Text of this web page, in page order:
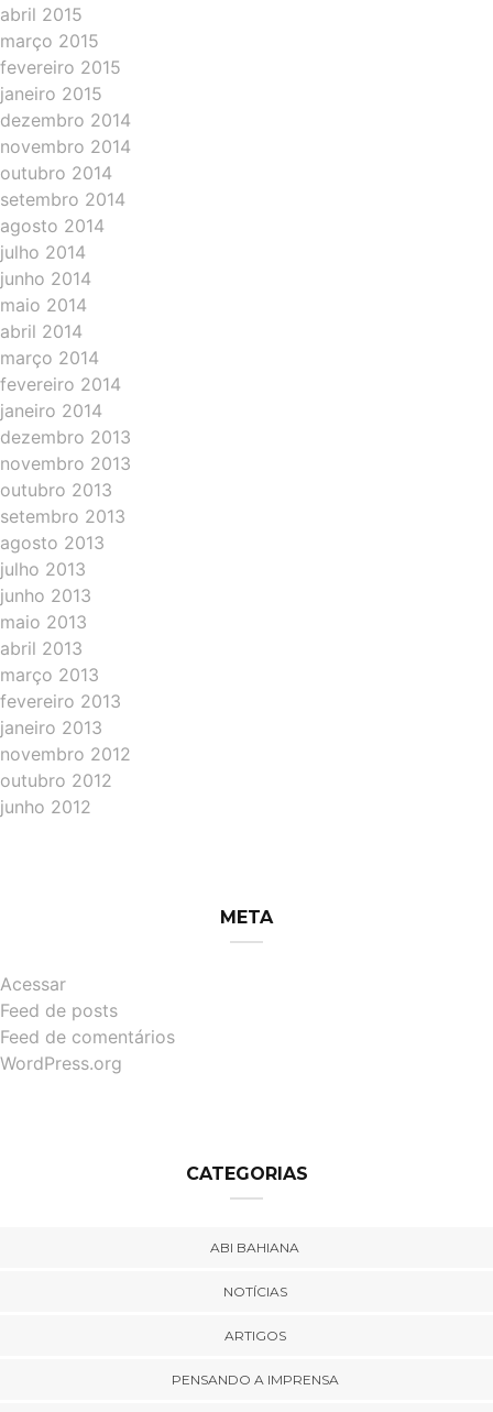
abril 2015
março 2015
fevereiro 2015
janeiro 2015
dezembro 2014
novembro 2014
outubro 2014
setembro 2014
agosto 2014
julho 2014
junho 2014
maio 2014
abril 2014
março 2014
fevereiro 2014
janeiro 2014
dezembro 2013
novembro 2013
outubro 2013
setembro 2013
agosto 2013
julho 2013
junho 2013
maio 2013
abril 2013
março 2013
fevereiro 2013
janeiro 2013
novembro 2012
outubro 2012
junho 2012
META
Acessar
Feed de posts
Feed de comentários
WordPress.org
CATEGORIAS
ABI BAHIANA
NOTÍCIAS
ARTIGOS
PENSANDO A IMPRENSA